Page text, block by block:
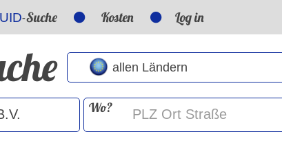
UID-Suche Kosten Log in
Wo?